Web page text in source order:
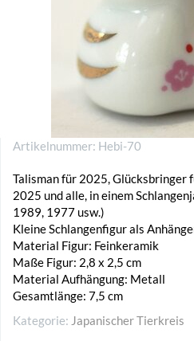
Artikelnummer: Hebi-70
Talisman für 2025, Glücksbringer
2025 und alle, in einem
1989, 1977 usw.)
Kleine Schlangenfigur als
Material Figur: Feinkeramik
Maße Figur: 2,8 x 2,5 cm
Material Aufhängung: Metall
Gesamtlänge: 7,5 cm
Kategorie: Japanischer Tierkreis